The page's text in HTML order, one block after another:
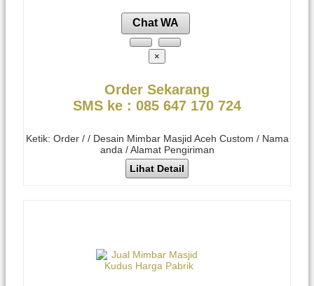
Chat WA
×
Order Sekarang
SMS ke : 085 647 170 724
Ketik: Order / / Desain Mimbar Masjid Aceh Custom / Nama
anda / Alamat Pengiriman
Lihat Detail